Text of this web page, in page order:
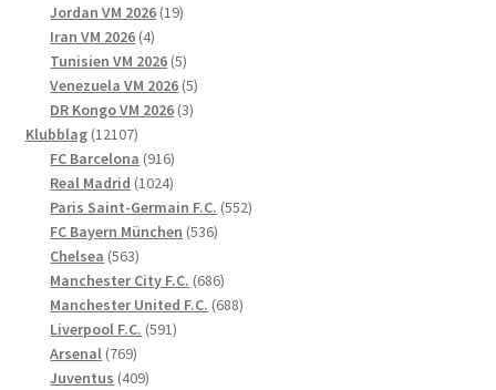
Jordan VM 2026 1919
Iran VM 2026 44
produkter
Tunisien VM 2026 55
produkter
Venezuela VM 2026 55
DR Kongo VM 2026 33
Klubblag 1210712107
produkter
FC Barcelona 916916
produkter
Real Madrid 10241024
produkter
Paris Saint-Germain F.C. 552552
FC Bayern München 536536
Chelsea 563563
produkter
Manchester City F.C. 686686
produkter
Manchester United F.C. 688688
Liverpool F.C. 591591
Arsenal 769769
produkter
Juventus 409409